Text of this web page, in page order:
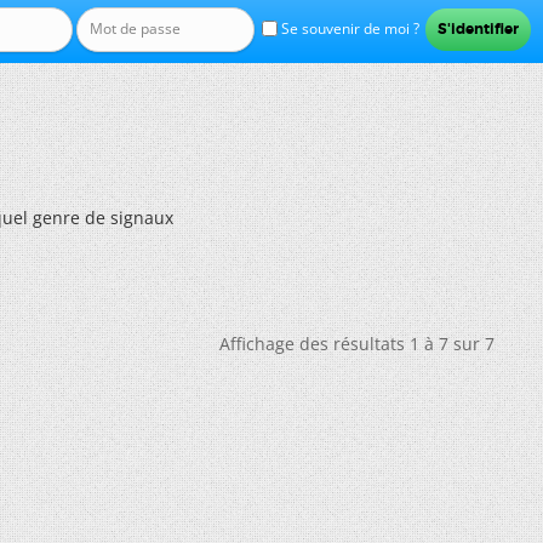
Se souvenir de moi ?
genre de signaux
Affichage des résultats 1 à 7 sur 7